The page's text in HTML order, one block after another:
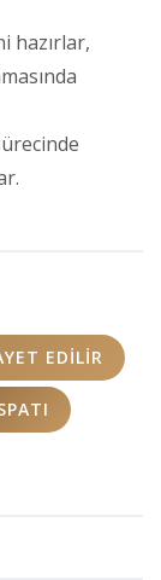
hazırlar,
EDILIR